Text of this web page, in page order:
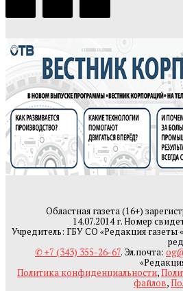
Областная газета (16+)
14.07.2014 г. Номер
Учредитель: ГБУ СО «Редакция газеты
✆ +7 (343) 355-26-67. Эл.почта:
Политика конфиденциальности,
файлов,